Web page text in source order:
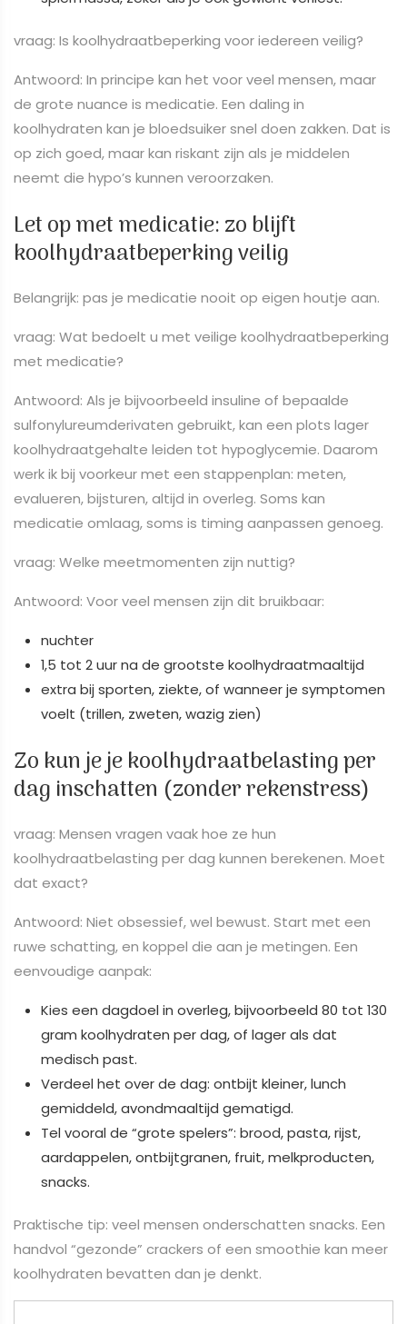
vraag: Is koolhydraatbeperking voor iedereen veilig?
Antwoord: In principe kan het voor veel mensen, maar
de grote nuance is medicatie. Een daling in
koolhydraten kan je bloedsuiker snel doen zakken. Dat is
op zich goed, maar kan riskant zijn als je middelen
neemt die hypo’s kunnen veroorzaken.
Let op met medicatie: zo blijft
koolhydraatbeperking veilig
Belangrijk: pas je medicatie nooit op eigen houtje aan.
vraag: Wat bedoelt u met veilige koolhydraatbeperking
met medicatie?
Antwoord: Als je bijvoorbeeld insuline of bepaalde
sulfonylureumderivaten gebruikt, kan een plots lager
koolhydraatgehalte leiden tot hypoglycemie. Daarom
werk ik bij voorkeur met een stappenplan: meten,
evalueren, bijsturen, altijd in overleg. Soms kan
medicatie omlaag, soms is timing aanpassen genoeg.
vraag: Welke meetmomenten zijn nuttig?
Antwoord: Voor veel mensen zijn dit bruikbaar:
nuchter
1,5 tot 2 uur na de grootste koolhydraatmaaltijd
extra bij sporten, ziekte, of wanneer je symptomen
voelt (trillen, zweten, wazig zien)
Zo kun je je koolhydraatbelasting per
dag inschatten (zonder rekenstress)
vraag: Mensen vragen vaak hoe ze hun
koolhydraatbelasting per dag kunnen berekenen. Moet
dat exact?
Antwoord: Niet obsessief, wel bewust. Start met een
ruwe schatting, en koppel die aan je metingen. Een
eenvoudige aanpak:
Kies een dagdoel in overleg, bijvoorbeeld 80 tot 130
gram koolhydraten per dag, of lager als dat
medisch past.
Verdeel het over de dag: ontbijt kleiner, lunch
gemiddeld, avondmaaltijd gematigd.
Tel vooral de “grote spelers”: brood, pasta, rijst,
aardappelen, ontbijtgranen, fruit, melkproducten,
snacks.
Praktische tip: veel mensen onderschatten snacks. Een
handvol “gezonde” crackers of een smoothie kan meer
koolhydraten bevatten dan je denkt.